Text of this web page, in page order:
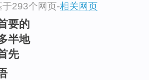
于293个网页-相关网页
要的
半地
先